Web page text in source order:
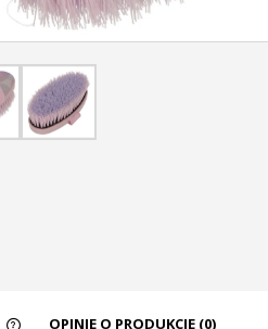
OPINIE O PRODUKCIE (0)